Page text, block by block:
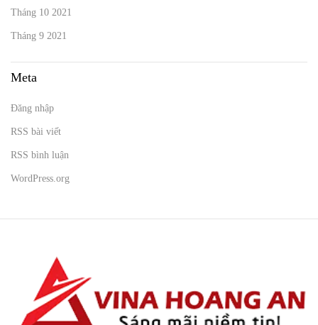
Tháng 10 2021
Tháng 9 2021
Meta
Đăng nhập
RSS bài viết
RSS bình luận
WordPress.org